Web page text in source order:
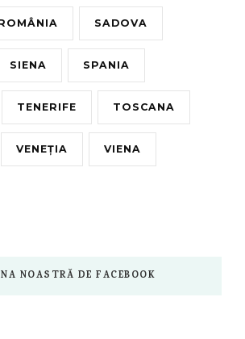
SADOVA
SIENA SPANIA
TENERIFE TOSCANA
VENEȚIA VIENA
NOASTRĂ DE FACEBOOK